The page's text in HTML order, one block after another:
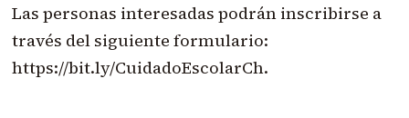
Las personas interesadas podrán inscribirse a
través del siguiente formulario:
https://bit.ly/CuidadoEscolarCh.